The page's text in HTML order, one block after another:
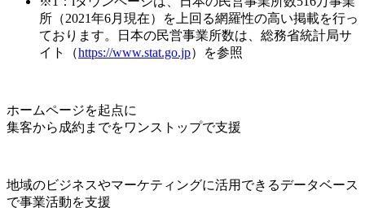
所（2021年6月現在）を上回る網羅性の高い掲載を行っ
ております。日本の民営事業所数は、総務省統計局サ
イト（https://www.stat.go.jp）を参照
ホームページを起点に
集客から成約までをワンストップで支援
地域のビジネスやマーケティングに活用できるデータベース
で事業活動を支援